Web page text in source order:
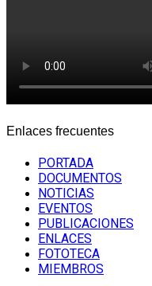
Enlaces frecuentes
PORTADA
DOCUMENTOS
NOTICIAS
EVENTOS
PUBLICACIONES
ENLACES
FOTOTECA
MIEMBROS